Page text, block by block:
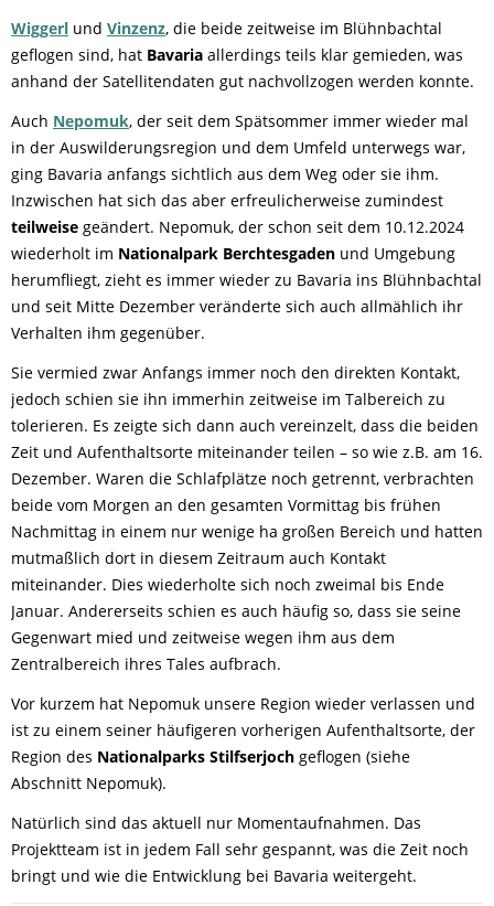
Wiggerl und Vinzenz, die beide zeitweise im Blühnbachtal
geflogen sind, hat Bavaria allerdings teils klar gemieden, was
anhand der Satellitendaten gut nachvollzogen werden konnte.
Auch Nepomuk, der seit dem Spätsommer immer wieder mal
in der Auswilderungsregion und dem Umfeld unterwegs war,
ging Bavaria anfangs sichtlich aus dem Weg oder sie ihm.
Inzwischen hat sich das aber erfreulicherweise zumindest
teilweise geändert. Nepomuk, der schon seit dem 10.12.2024
wiederholt im Nationalpark Berchtesgaden und Umgebung
herumfliegt, zieht es immer wieder zu Bavaria ins Blühnbachtal
und seit Mitte Dezember veränderte sich auch allmählich ihr
Verhalten ihm gegenüber.
Sie vermied zwar Anfangs immer noch den direkten Kontakt,
jedoch schien sie ihn immerhin zeitweise im Talbereich zu
tolerieren. Es zeigte sich dann auch vereinzelt, dass die beiden
Zeit und Aufenthaltsorte miteinander teilen – so wie z.B. am 16.
Dezember. Waren die Schlafplätze noch getrennt, verbrachten
beide vom Morgen an den gesamten Vormittag bis frühen
Nachmittag in einem nur wenige ha großen Bereich und hatten
mutmaßlich dort in diesem Zeitraum auch Kontakt
miteinander. Dies wiederholte sich noch zweimal bis Ende
Januar. Andererseits schien es auch häufig so, dass sie seine
Gegenwart mied und zeitweise wegen ihm aus dem
Zentralbereich ihres Tales aufbrach.
Vor kurzem hat Nepomuk unsere Region wieder verlassen und
ist zu einem seiner häufigeren vorherigen Aufenthaltsorte, der
Region des Nationalparks Stilfserjoch geflogen (siehe
Abschnitt Nepomuk).
Natürlich sind das aktuell nur Momentaufnahmen. Das
Projektteam ist in jedem Fall sehr gespannt, was die Zeit noch
bringt und wie die Entwicklung bei Bavaria weitergeht.